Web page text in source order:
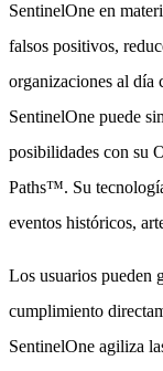
SentinelOne en
falsos positivos,
organizaciones al día
SentinelOne puede
posibilidades con su
Paths™. Su
eventos históricos,
Los usuarios pueden
cumplimiento
SentinelOne agiliza